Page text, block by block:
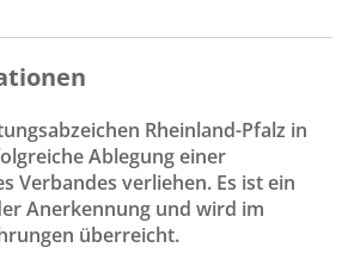
Rheinland-Pfalz in
Ablegung einer
Verbandes verliehen. Es ist ein
Anerkennung und wird im
überreicht.